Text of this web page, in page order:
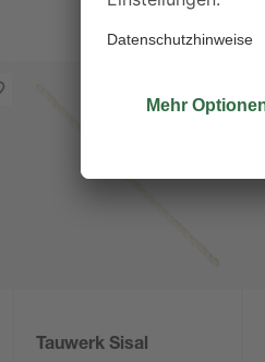
Tauwerk Sisal